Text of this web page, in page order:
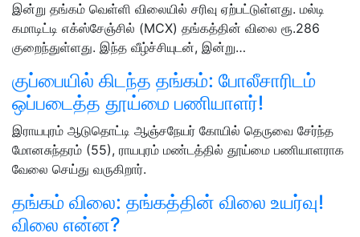
இன்று தங்கம் வெள்ளி விலையில் சரிவு ஏற்பட்டுள்ளது. மல்டி
கமாடிட்டி எக்ஸ்சேஞ்சில் (MCX) தங்கத்தின் விலை ரூ.286
குறைந்துள்ளது. இந்த வீழ்ச்சியுடன், இன்று…
குப்பையில் கிடந்த தங்கம்: போலீசாரிடம்
ஒப்படைத்த தூய்மை பணியாளர்!
இராயபுரம் ஆடுதொட்டி ஆஞ்சநேயர் கோயில் தெருவை சேர்ந்த
மோனசுந்தரம் (55), ராயபுரம் மண்டத்தில் தூய்மை பணியாளராக
வேலை செய்து வருகிறார்.
தங்கம் விலை: தங்கத்தின் விலை உயர்வு!
விலை என்ன?